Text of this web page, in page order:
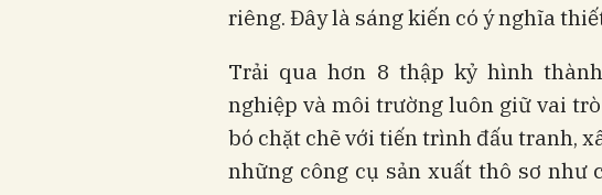
riêng. Đây là sáng kiến có ý nghĩa
Trải qua hơn 8 thập kỷ hình
nghiệp và môi trường luôn giữ vai
bó chặt chẽ với tiến trình đấu tranh,
những công cụ sản xuất thô sơ như